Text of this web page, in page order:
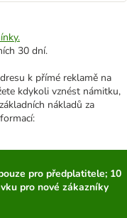
30 dní.
k přímé reklamě na
kdykoli vznést námitku,
nákladů za
pro předplatitele; 10
pro nové zákazníky